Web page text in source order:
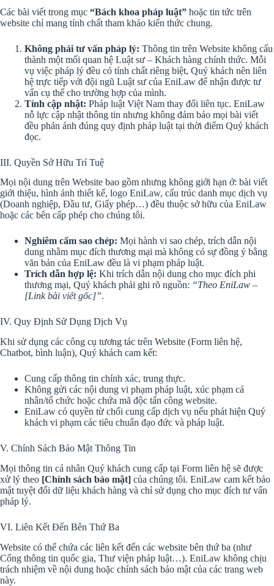
Các bài viết trong mục “Bách khoa pháp luật” hoặc tin tức trên
website chỉ mang tính chất tham khảo kiến thức chung.
Không phải tư vấn pháp lý: Thông tin trên Website không cấu
thành một mối quan hệ Luật sư – Khách hàng chính thức. Mỗi
vụ việc pháp lý đều có tính chất riêng biệt, Quý khách nên liên
hệ trực tiếp với đội ngũ Luật sư của EniLaw để nhận được tư
vấn cụ thể cho trường hợp của mình.
Tính cập nhật: Pháp luật Việt Nam thay đổi liên tục. EniLaw
nỗ lực cập nhật thông tin nhưng không đảm bảo mọi bài viết
đều phản ánh đúng quy định pháp luật tại thời điểm Quý khách
đọc.
III. Quyền Sở Hữu Trí Tuệ
Mọi nội dung trên Website bao gồm nhưng không giới hạn ở: bài viết
giới thiệu, hình ảnh thiết kế, logo EniLaw, cấu trúc danh mục dịch vụ
(Doanh nghiệp, Đầu tư, Giấy phép…) đều thuộc sở hữu của EniLaw
hoặc các bên cấp phép cho chúng tôi.
Nghiêm cấm sao chép: Mọi hành vi sao chép, trích dẫn nội
dung nhằm mục đích thương mại mà không có sự đồng ý bằng
văn bản của EniLaw đều là vi phạm pháp luật.
Trích dẫn hợp lệ: Khi trích dẫn nội dung cho mục đích phi
thương mại, Quý khách phải ghi rõ nguồn: “Theo EniLaw –
[Link bài viết gốc]”.
IV. Quy Định Sử Dụng Dịch Vụ
Khi sử dụng các công cụ tương tác trên Website (Form liên hệ,
Chatbot, bình luận), Quý khách cam kết:
Cung cấp thông tin chính xác, trung thực.
Không gửi các nội dung vi phạm pháp luật, xúc phạm cá
nhân/tổ chức hoặc chứa mã độc tấn công website.
EniLaw có quyền từ chối cung cấp dịch vụ nếu phát hiện Quý
khách vi phạm các tiêu chuẩn đạo đức và pháp luật.
V. Chính Sách Bảo Mật Thông Tin
Mọi thông tin cá nhân Quý khách cung cấp tại Form liên hệ sẽ được
xử lý theo [Chính sách bảo mật] của chúng tôi. EniLaw cam kết bảo
mật tuyệt đối dữ liệu khách hàng và chỉ sử dụng cho mục đích tư vấn
pháp lý.
VI. Liên Kết Đến Bên Thứ Ba
Website có thể chứa các liên kết đến các website bên thứ ba (như
Cổng thông tin quốc gia, Thư viện pháp luật…). EniLaw không chịu
trách nhiệm về nội dung hoặc chính sách bảo mật của các trang web
này.